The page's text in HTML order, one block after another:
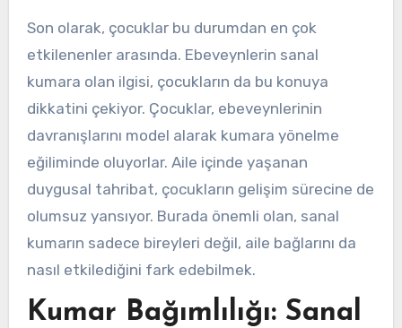
Son olarak, çocuklar bu durumdan en çok
etkilenenler arasında. Ebeveynlerin sanal
kumara olan ilgisi, çocukların da bu konuya
dikkatini çekiyor. Çocuklar, ebeveynlerinin
davranışlarını model alarak kumara yönelme
eğiliminde oluyorlar. Aile içinde yaşanan
duygusal tahribat, çocukların gelişim sürecine de
olumsuz yansıyor. Burada önemli olan, sanal
kumarın sadece bireyleri değil, aile bağlarını da
nasıl etkilediğini fark edebilmek.
Kumar Bağımlılığı: Sanal